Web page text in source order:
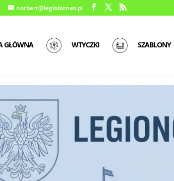
norbert@legiobiznes.pl
GŁÓWNA WTYCZKI SZABLONY